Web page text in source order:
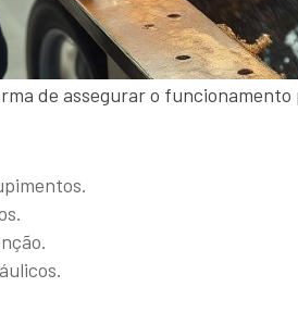
de assegurar o funcionamento